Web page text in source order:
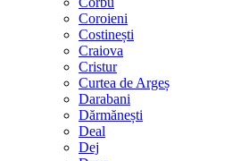
Coroieni
Costinești
Craiova
Cristur
Curtea de Argeș
Darabani
Dărmănești
Deal
Dej